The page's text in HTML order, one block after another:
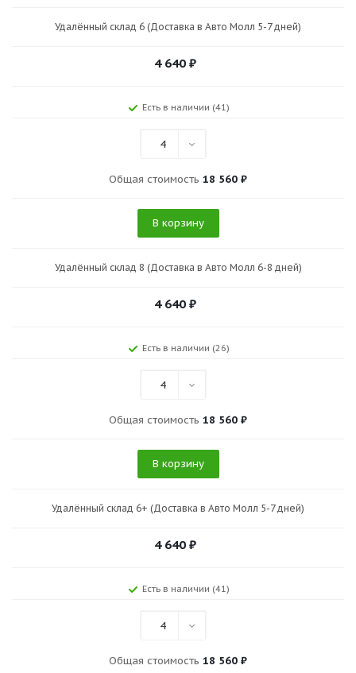
Удалённый склад 6 (Доставка в Авто Молл 5-7 дней)
4 640 ₽
Есть в наличии (41)
4
Общая стоимость 18 560 ₽
В корзину
Удалённый склад 8 (Доставка в Авто Молл 6-8 дней)
4 640 ₽
Есть в наличии (26)
4
Общая стоимость 18 560 ₽
В корзину
Удалённый склад 6+ (Доставка в Авто Молл 5-7 дней)
4 640 ₽
Есть в наличии (41)
4
Общая стоимость 18 560 ₽